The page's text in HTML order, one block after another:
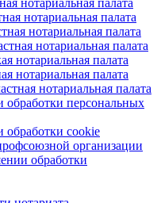
нотариальная палата
нотариальная палата
нотариальная палата
нотариальная палата
нотариальная палата
нотариальная палата
нотариальная палата
персональных
cookie
организации
обработки